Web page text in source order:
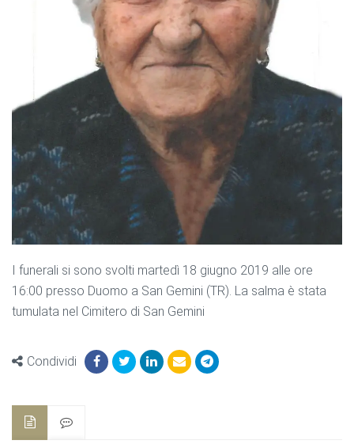
I funerali si sono svolti martedì 18 giugno 2019 alle ore
16:00 presso Duomo a San Gemini (TR). La salma è stata
tumulata nel Cimitero di San Gemini
Condividi